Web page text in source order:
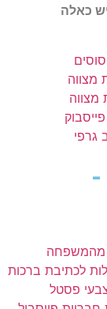
כאלה
-